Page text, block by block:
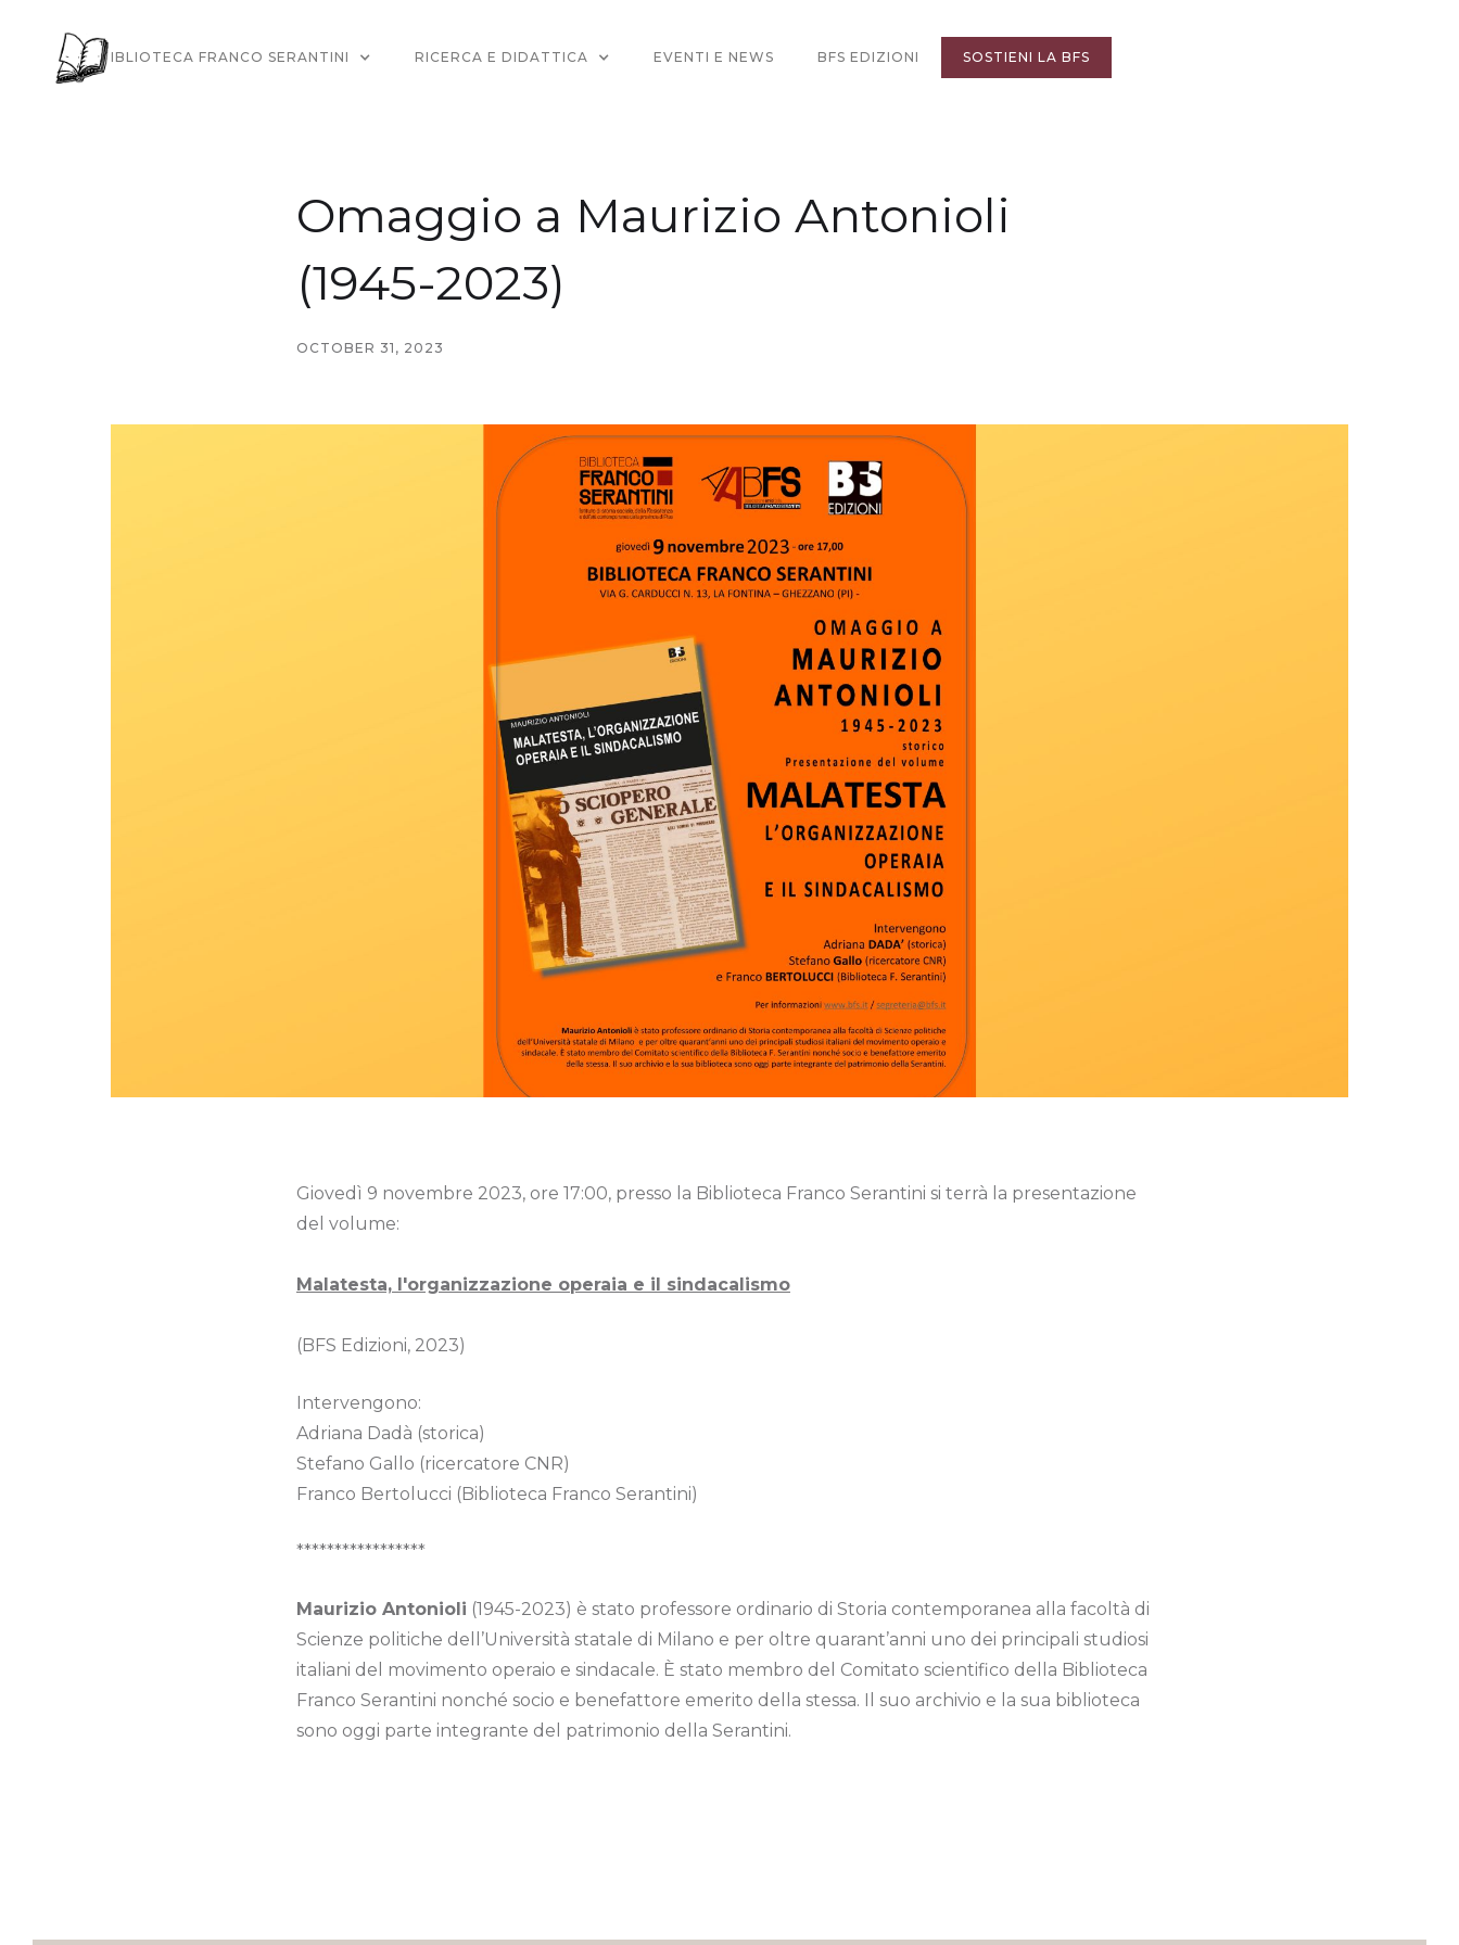
LA BIBLIOTECA FRANCO SERANTINI RICERCA E DIDATTICA EVENTI E NEWS BFS EDIZIONI SOSTIENI LA BFS
Omaggio a Maurizio Antonioli
(1945-2023)
OCTOBER 31, 2023
Giovedì 9 novembre 2023, ore 17:00, presso la Biblioteca Franco Serantini si terrà la presentazione
del volume:
Malatesta, l'organizzazione operaia e il sindacalismo
(BFS Edizioni, 2023)
Intervengono:
Adriana Dadà (storica)
Stefano Gallo (ricercatore CNR)
Franco Bertolucci (Biblioteca Franco Serantini)
*****************
Maurizio Antonioli (1945-2023) è stato professore ordinario di Storia contemporanea alla facoltà di
Scienze politiche dell’Università statale di Milano e per oltre quarant’anni uno dei principali studiosi
italiani del movimento operaio e sindacale. È stato membro del Comitato scientifico della Biblioteca
Franco Serantini nonché socio e benefattore emerito della stessa. Il suo archivio e la sua biblioteca
sono oggi parte integrante del patrimonio della Serantini.